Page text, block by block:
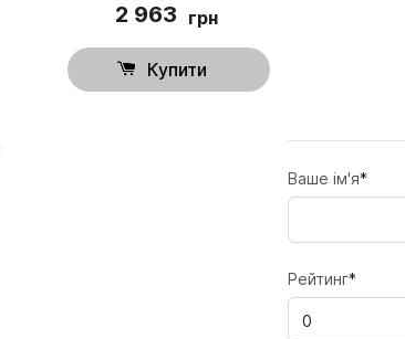
2 963 грн
Купити
Ваше ім'я*
Рейтинг*